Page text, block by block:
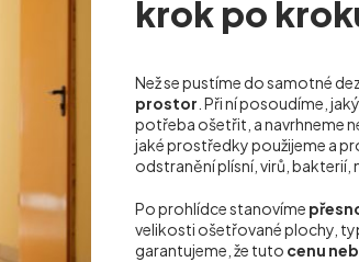
krok po
Než se pustíme do samotné
prostor . Při ní posoudíme,
potřeba ošetřit, a navrhneme
jaké prostředky použijeme a
odstranění plísní, virů, bakterií,
Po prohlídce stanovíme
velikosti ošetřované plochy,
garantujeme, že tuto cenu